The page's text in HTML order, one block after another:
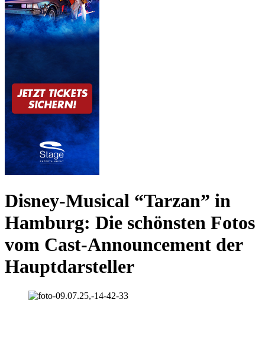
Disney-Musical “Tarzan” in
Hamburg: Die schönsten Fotos
vom Cast-Announcement der
Hauptdarsteller